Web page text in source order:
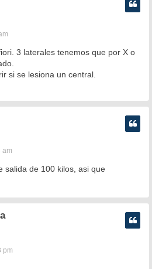
3 laterales tenemos que por X o
si se lesiona un central.
am
salida de 100 kilos, asi que
pm